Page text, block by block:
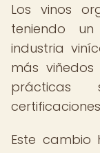
Los vinos
teniendo
industria
más
prácticas
Este cambio